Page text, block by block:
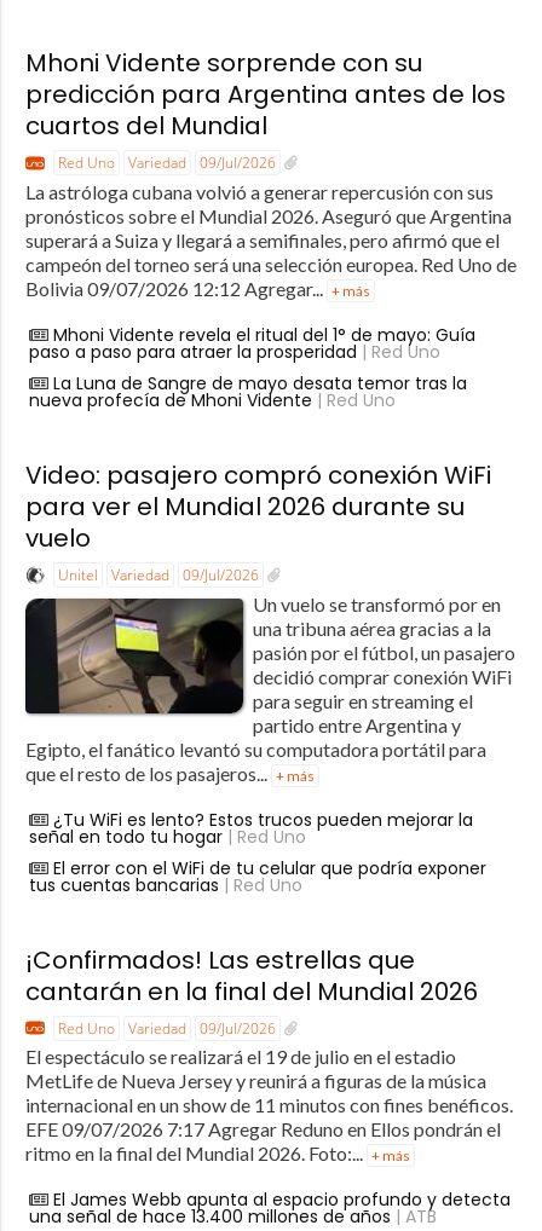
Mhoni Vidente sorprende con su
predicción para Argentina antes de los
cuartos del Mundial
Red Uno Variedad 09/Jul/2026
La astróloga cubana volvió a generar repercusión con sus
pronósticos sobre el Mundial 2026. Aseguró que Argentina
superará a Suiza y llegará a semifinales, pero afirmó que el
campeón del torneo será una selección europea. Red Uno de
Bolivia 09/07/2026 12:12 Agregar...
+ más
Mhoni Vidente revela el ritual del 1° de mayo: Guía
paso a paso para atraer la prosperidad | Red Uno
La Luna de Sangre de mayo desata temor tras la
nueva profecía de Mhoni Vidente | Red Uno
Video: pasajero compró conexión WiFi
para ver el Mundial 2026 durante su
vuelo
Unitel Variedad 09/Jul/2026
Un vuelo se transformó por en
una tribuna aérea gracias a la
pasión por el fútbol, un pasajero
decidió comprar conexión WiFi
para seguir en streaming el
partido entre Argentina y
Egipto, el fanático levantó su computadora portátil para
que el resto de los pasajeros...
+ más
¿Tu WiFi es lento? Estos trucos pueden mejorar la
señal en todo tu hogar| Red Uno
El error con el WiFi de tu celular que podría exponer
tus cuentas bancarias | Red Uno
¡Confirmados! Las estrellas que
cantarán en la final del Mundial 2026
Red Uno Variedad 09/Jul/2026
El espectáculo se realizará el 19 de julio en el estadio
MetLife de Nueva Jersey y reunirá a figuras de la música
internacional en un show de 11 minutos con fines benéficos.
EFE 09/07/2026 7:17 Agregar Reduno en Ellos pondrán el
ritmo en la final del Mundial 2026. Foto:... + más
El James Webb apunta al espacio profundo y detecta
una señal de hace 13.400 millones de años | ATB